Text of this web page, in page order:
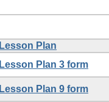
Lesson Plan
Lesson Plan 3 form
Lesson Plan 9 form